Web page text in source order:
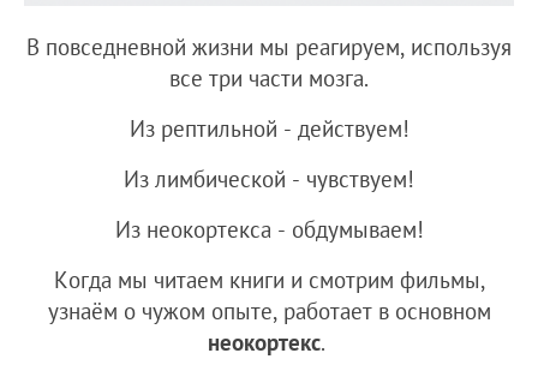
В повседневной жизни мы реагируем, используя
все три части мозга.
Из рептильной - действуем!
Из лимбической - чувствуем!
Из неокортекса - обдумываем!
Когда мы читаем книги и смотрим фильмы,
узнаём о чужом опыте, работает в основном
неокортекс.